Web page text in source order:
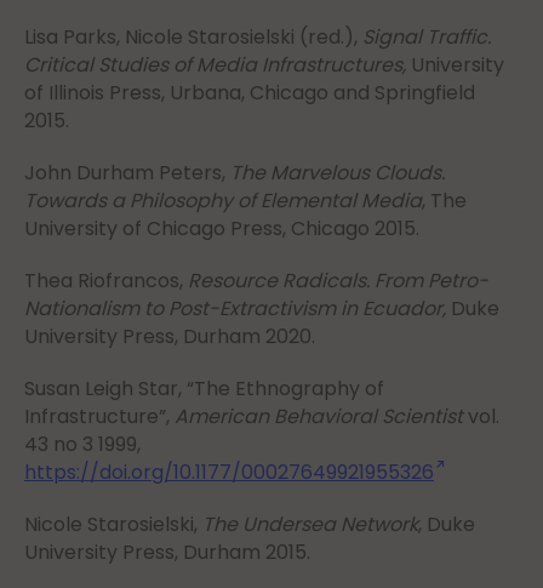
Lisa Parks, Nicole Starosielski (red.), Signal Traffic.
Critical Studies of Media Infrastructures, University
of Illinois Press, Urbana, Chicago and Springfield
2015.
John Durham Peters, The Marvelous Clouds.
Towards a Philosophy of Elemental Media, The
University of Chicago Press, Chicago 2015.
Thea Riofrancos, Resource Radicals. From Petro-
Nationalism to Post-Extractivism in Ecuador, Duke
University Press, Durham 2020.
Susan Leigh Star, “The Ethnography of
Infrastructure”, American Behavioral Scientistvol.
43 no 3 1999,
https://doi.org/10.1177/00027649921955326
Nicole Starosielski, The Undersea Network, Duke
University Press, Durham 2015.